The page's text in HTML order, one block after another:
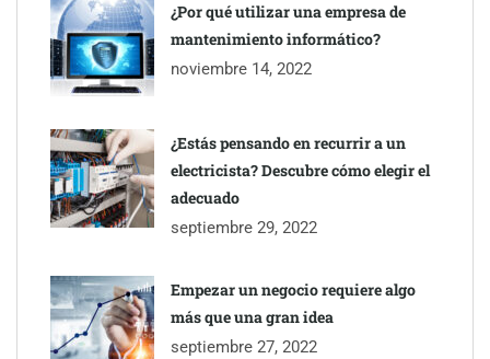
The Factory School explica por qué aprender herramientas de
IA ya no es suficiente para los profesionales de la arquitectura
¿Por qué utilizar una empresa de
mantenimiento informático?
noviembre 14, 2022
¿Estás pensando en recurrir a un
electricista? Descubre cómo elegir el
adecuado
septiembre 29, 2022
Empezar un negocio requiere algo
más que una gran idea
septiembre 27, 2022